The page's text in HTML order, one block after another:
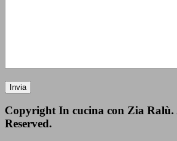
Copyright In cucina con Zia
Reserved.